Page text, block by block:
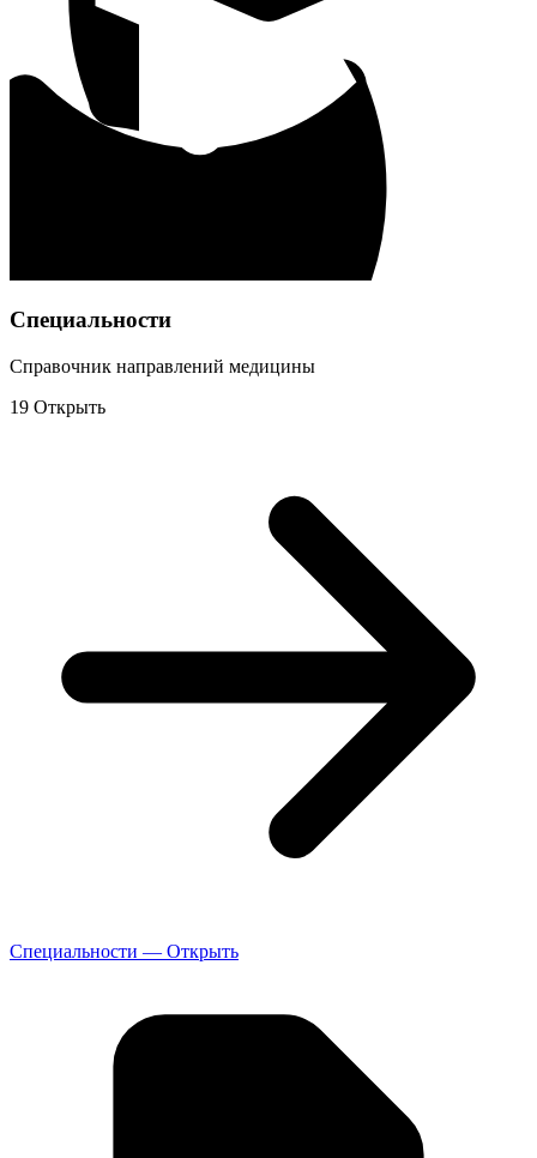
Специальности
Справочник направлений медицины
19 Открыть
Специальности — Открыть